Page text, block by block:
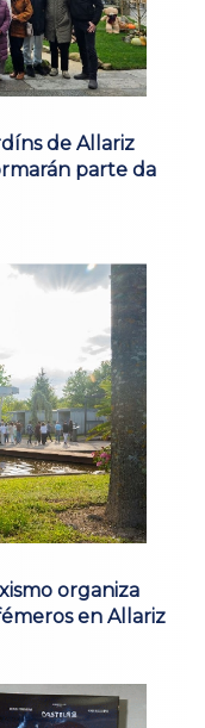
de Allariz
parte da
organiza
en Allariz